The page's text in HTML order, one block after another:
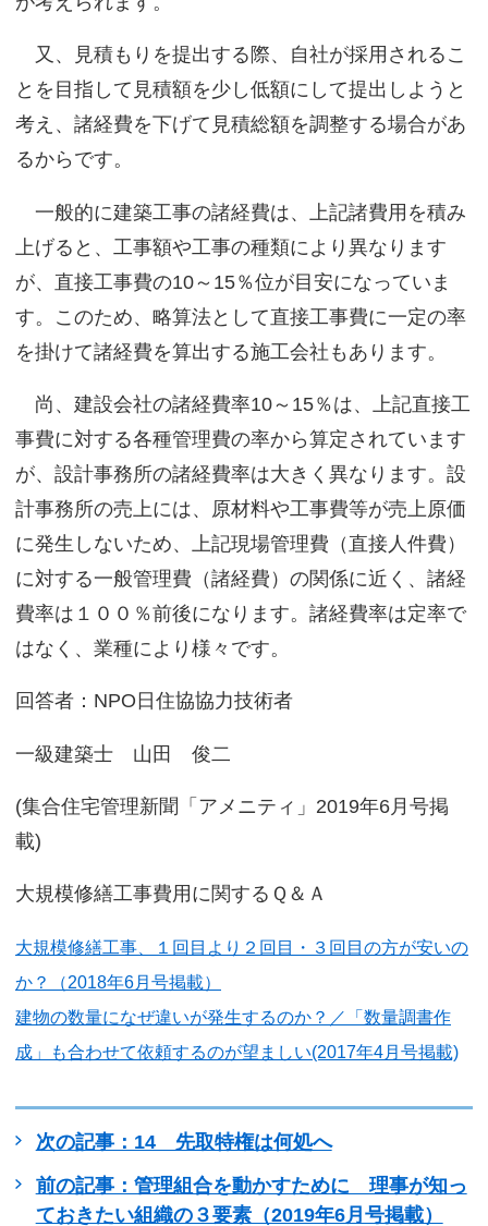
又、見積もりを提出する際、自社が採用されるこ
とを目指して見積額を少し低額にして提出しようと
考え、諸経費を下げて見積総額を調整する場合があ
るからです。
一般的に建築工事の諸経費は、上記諸費用を積み
上げると、工事額や工事の種類により異なります
が、直接工事費の10～15％位が目安になっていま
す。このため、略算法として直接工事費に一定の率
を掛けて諸経費を算出する施工会社もあります。
尚、建設会社の諸経費率10～15％は、上記直接工
事費に対する各種管理費の率から算定されています
が、設計事務所の諸経費率は大きく異なります。設
計事務所の売上には、原材料や工事費等が売上原価
に発生しないため、上記現場管理費（直接人件費）
に対する一般管理費（諸経費）の関係に近く、諸経
費率は１００％前後になります。諸経費率は定率で
はなく、業種により様々です。
回答者：NPO日住協協力技術者
一級建築士 山田 俊二
(集合住宅管理新聞「アメニティ」2019年6月号掲
載)
大規模修繕工事費用に関するＱ＆Ａ
大規模修繕工事、１回目より２回目・３回目の方が安いの
か？（2018年6月号掲載）
建物の数量になぜ違いが発生するのか？／「数量調書作
成」も合わせて依頼するのが望ましい(2017年4月号掲載)
次の記事：14 先取特権は何処へ
前の記事：管理組合を動かすために 理事が知っ
ておきたい組織の３要素（2019年6月号掲載）